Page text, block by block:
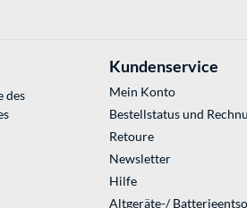
des
Kundenservice
Mein Konto
Bestellstatus und
Retoure
Newsletter
Hilfe
Altgeräte-/